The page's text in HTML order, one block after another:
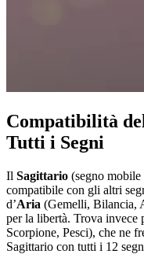
Compatibilità
Tutti i Segni
Il Sagittario (segno
compatibile con gli altri
d’Aria (Gemelli, Bilancia,
per la libertà. Trova invece
Scorpione, Pesci), che ne
Sagittario con tutti i 12